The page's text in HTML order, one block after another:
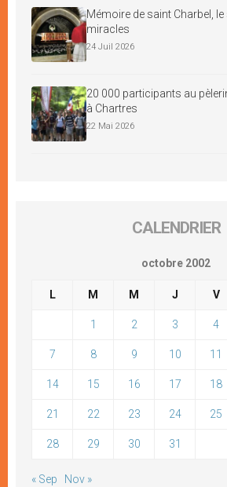
Mémoire de saint Charbel,
miracles
24 Juil 2026
20 000 participants au
à Chartres
22 Mai 2026
CALENDRIER
octobre 2002
L M M J V
1 2 3 4
7 8 9 10 11
14 15 16 17 18
21 22 23 24 25
28 29 30 31
« Sep Nov »